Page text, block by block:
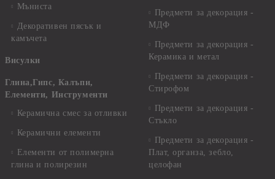
Мъниста
Декоративен пясък и
камъчета
Висулки
Глина,Гипс, Калъпи,
Елементи, Инструменти
Керамична смес за отливки
Керамични елементи
Елементи от полимерна
глина и полирезин
Предмети за декорация -
МДФ
Предмети за декорация -
Керамика и метал
Предмети за декорация -
Стирофом
Предмети за декорация -
Стъкло
Предмети за декорация -
Плат, органза, зебло,
целофан